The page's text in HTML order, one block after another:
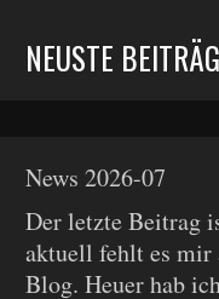
NEUSTE
News 2026-07
Der letzte Beitrag
aktuell fehlt es mir
Blog. Heuer hab